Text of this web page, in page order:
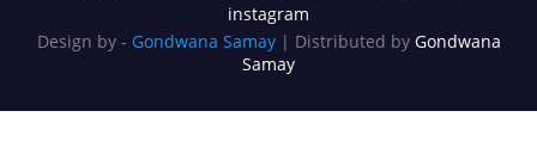
instagram
Design by - Gondwana Samay | Distributed by Gondwana
Samay